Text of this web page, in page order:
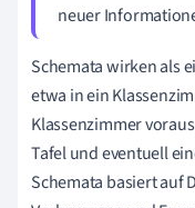
neuer
Schemata wirken als
etwa in ein
Klassenzimmer
Tafel und eventuell
Schemata basiert auf